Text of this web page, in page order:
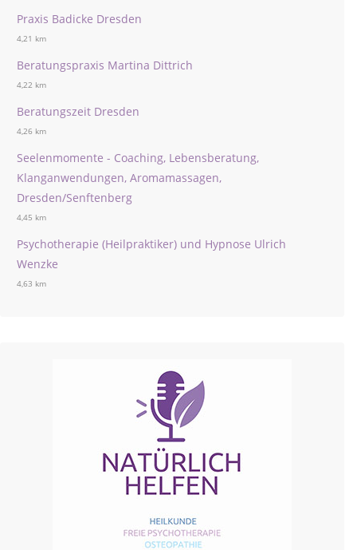
Praxis Badicke Dresden
4,21 km
Beratungspraxis Martina Dittrich
4,22 km
Beratungszeit Dresden
4,26 km
Seelenmomente - Coaching, Lebensberatung,
Klanganwendungen, Aromamassagen,
Dresden/Senftenberg
4,45 km
Psychotherapie (Heilpraktiker) und Hypnose Ulrich
Wenzke
4,63 km